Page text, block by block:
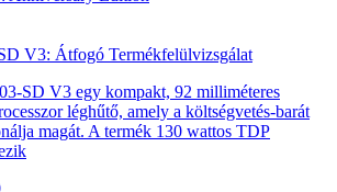
V3: Átfogó Termékfelülvizsgálat
SD V3 egy kompakt, 92 milliméteres
léghűtő, amely a költségvetés-barát
magát. A termék 130 wattos TDP